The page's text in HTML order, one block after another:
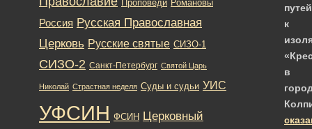
путей
к
в
Проповеди Романовы
Россия Русская Православная
Церковь Русские святые СИЗО-1
СИЗО-2 Санкт-Петербург Святой Царь
Николай Страстная неделя Суды и судьи УИС
УФСИН ФСИН Церковный